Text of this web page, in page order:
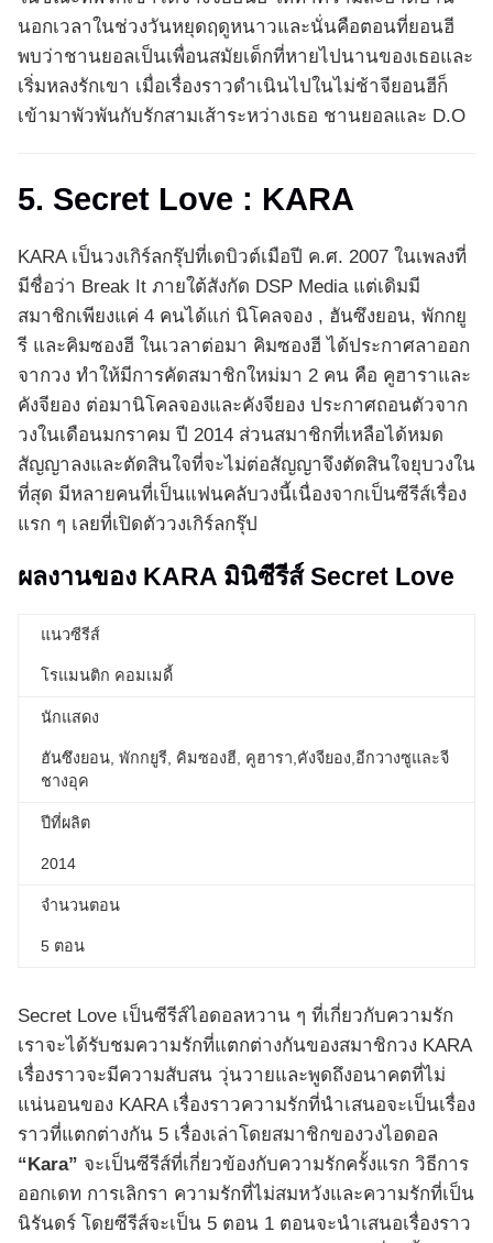
นอกเวลาในช่วงวันหยุดฤดูหนาวและนั่นคือตอนที่ยอนฮี
พบว่าชานยอลเป็นเพื่อนสมัยเด็กที่หายไปนานของเธอและ
เริ่มหลงรักเขา เมื่อเรื่องราวดำเนินไปในไม่ช้าจียอนฮีก็
เข้ามาพัวพันกับรักสามเส้าระหว่างเธอ ชานยอลและ D.O
5. Secret Love : KARA
KARA เป็นวงเกิร์ลกรุ๊ปที่เดบิวต์เมือปี ค.ศ. 2007 ในเพลงที่
มีชื่อว่า Break It ภายใต้สังกัด DSP Media แต่เดิมมี
สมาชิกเพียงแค่ 4 คนได้แก่ นิโคลจอง , ฮันซึงยอน, พักกยู
รี และคิมซองฮี ในเวลาต่อมา คิมซองฮี ได้ประกาศลาออก
จากวง ทำให้มีการคัดสมาชิกใหม่มา 2 คน คือ คูฮาราและ
คังจียอง ต่อมานิโคลจองและคังจียอง ประกาศถอนตัวจาก
วงในเดือนมกราคม ปี 2014 ส่วนสมาชิกที่เหลือได้หมด
สัญญาลงและตัดสินใจที่จะไม่ต่อสัญญาจึงตัดสินใจยุบวงใน
ที่สุด มีหลายคนที่เป็นแฟนคลับวงนี้เนื่องจากเป็นซีรีส์เรื่อง
แรก ๆ เลยที่เปิดตัววงเกิร์ลกรุ๊ป
ผลงานของ KARA มินิซีรีส์ Secret Love
แนวซีรีส์
โรแมนติก คอมเมดี้
นักแสดง
ฮันซึงยอน, พักกยูรี, คิมซองฮี, คูฮารา,คังจียอง,อีกวางซูและจี
ชางอุค
ปีที่ผลิต
2014
จำนวนตอน
5 ตอน
Secret Love เป็นซีรีส์ไอดอลหวาน ๆ ที่เกี่ยวกับความรัก
เราจะได้รับชมความรักที่แตกต่างกันของสมาชิกวง KARA
เรื่องราวจะมีความสับสน วุ่นวายและพูดถึงอนาคตที่ไม่
แน่นอนของ KARA เรื่องราวความรักที่นำเสนอจะเป็นเรื่อง
ราวที่แตกต่างกัน 5 เรื่องเล่าโดยสมาชิกของวงไอดอล
“Kara” จะเป็นซีรีส์ที่เกี่ยวข้องกับความรักครั้งแรก วิธีการ
ออกเดท การเลิกรา ความรักที่ไม่สมหวังและความรักที่เป็น
นิรันดร์ โดยซีรีส์จะเป็น 5 ตอน 1 ตอนจะนำเสนอเรื่องราว